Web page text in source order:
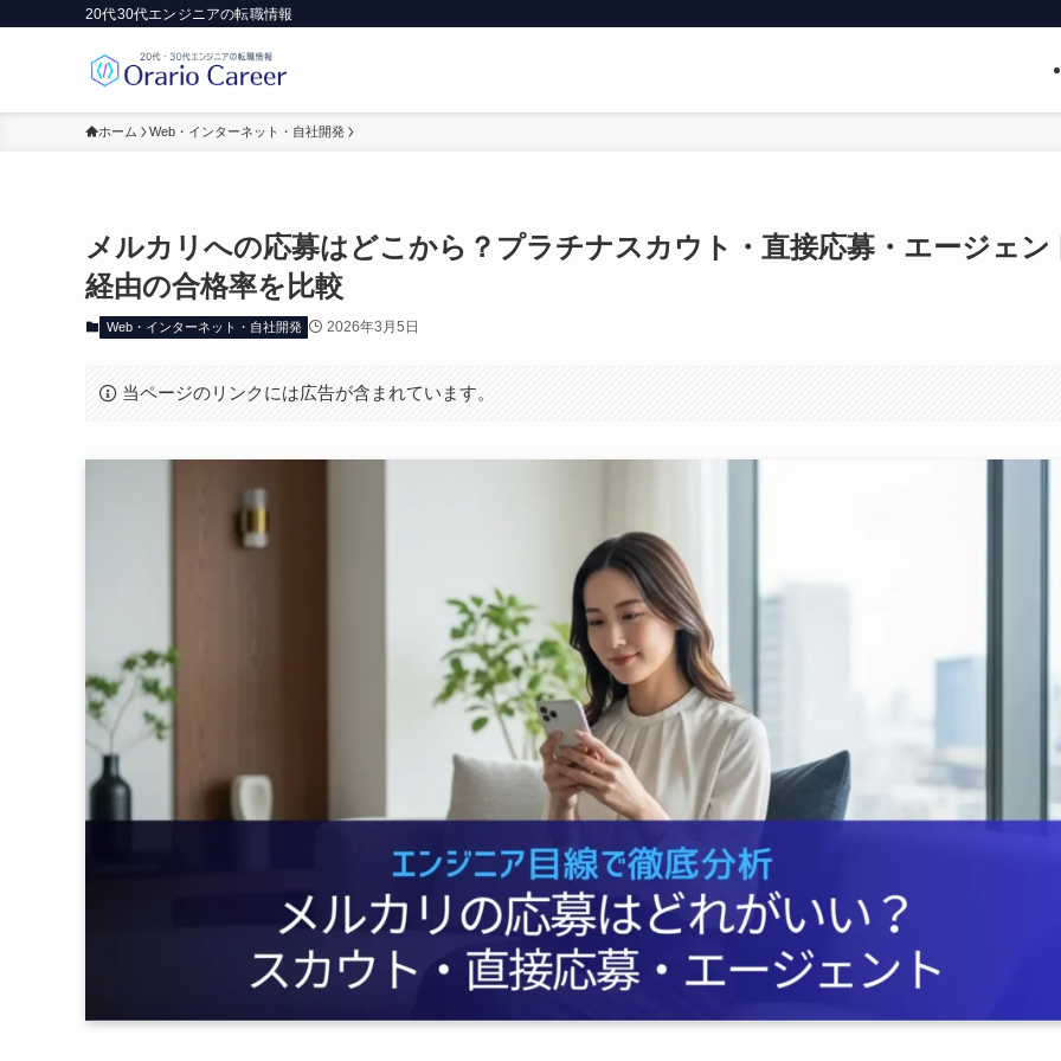
20代30代エンジニアの転職情報
ホーム Web・インターネット・自社開発
メルカリへの応募はどこから？プラチナスカウト・直接応募・エージェン
経由の合格率を比較
Web・インターネット・自社開発 2026年3月5日
当ページのリンクには広告が含まれています。